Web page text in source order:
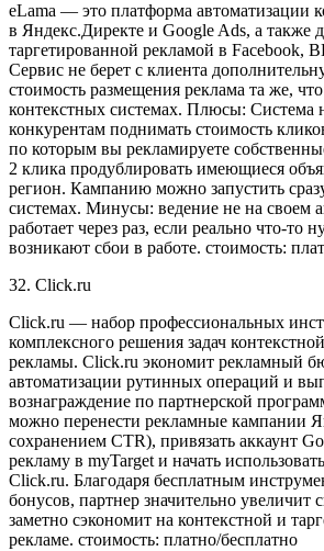
eLama — это платформа автоматизации
в Яндекс.Директе и Google Ads, а также
таргетированной рекламой в Facebook,
Сервис не берет с клиента
стоимость размещения реклама та же,
контекстных системах. Плюсы: Система
конкурентам поднимать стоимость
по которым вы рекламируете
2 клика продублировать имеющиеся
регион. Кампанию можно запустить
системах. Минусы: ведение не на своем
работает через раз, если реально что-то
возникают сбои в работе. стоимость:
32. Click.ru
Click.ru — набор профессиональных
комплексного решения задач
рекламы. Click.ru экономит рекламный
автоматизации рутинных операций и
вознаграждение по партнерской
можно перенести рекламные кампании
сохранением CTR), привязать аккаунт
рекламу в myTarget и начать
Click.ru. Благодаря бесплатным
бонусов, партнер значительно увеличит
заметно сэкономит на контекстной и
рекламе. стоимость: платно/бесплатно